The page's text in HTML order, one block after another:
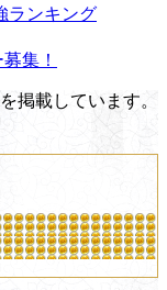
ランキング
集！
掲載しています。